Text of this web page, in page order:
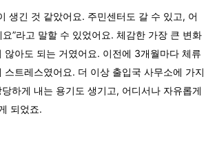
생긴 것 같았어요. 주민센터도 갈 수 있고, 어
”라고 말할 수 있었어요. 체감한 가장 큰 변화
않아도 되는 거였어요. 이전에 3개월마다 체류
스트레스였어요. 더 이상 출입국 사무소에 가지
하게 내는 용기도 생기고, 어디서나 자유롭게
되었죠.